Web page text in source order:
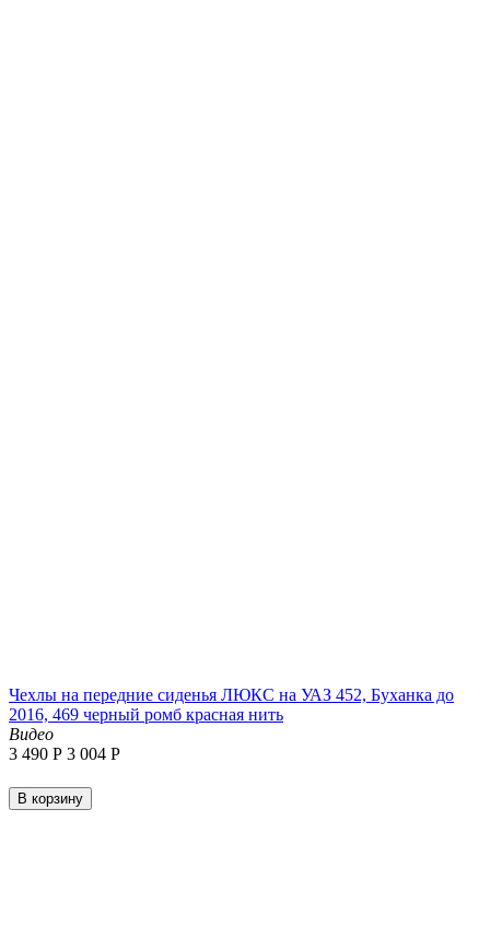
Чехлы на передние сиденья ЛЮКС на УАЗ 452, Буханка до
2016, 469 черный ромб красная нить
Видео
3 490 Р 3 004 Р
В корзину